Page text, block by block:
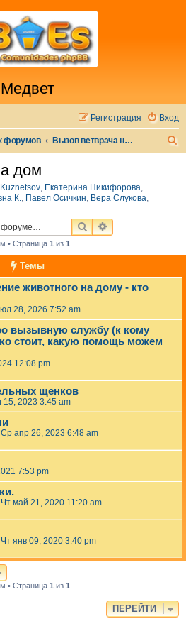
Медвет
Вход
Регистрация
форумов Вызов ветврача на дом
дом
Kuznetsov, Екатерина Никифорова,
К., Павел Осичкин, Вера Слукова,
ПОИСКРАСШИРЕННЫЙ
• Страница 1из 1
Темы
животного на дому - кто
28, 2026 7:52 am
вызывную службу (к кому
стоит, какую помощь можем
12:08 pm
щенков
2023 3:45 am
Ср апр 26, 2023 6:48 am
7:53 pm
Чт май 21, 2020 11:20 am
Чт янв 09, 2020 3:40 pm
• Страница 1 из 1
ПЕРЕЙТИ